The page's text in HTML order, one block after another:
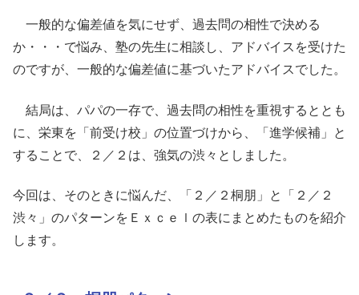
一般的な偏差値を気にせず、過去問の相性で決める
か・・・で悩み、塾の先生に相談し、アドバイスを受けた
のですが、一般的な偏差値に基づいたアドバイスでした。
結局は、パパの一存で、過去問の相性を重視するととも
に、栄東を「前受け校」の位置づけから、「進学候補」と
することで、２／２は、強気の渋々としました。
今回は、そのときに悩んだ、「２／２桐朋」と「２／２
渋々」のパターンをＥｘｃｅｌの表にまとめたものを紹介
します。